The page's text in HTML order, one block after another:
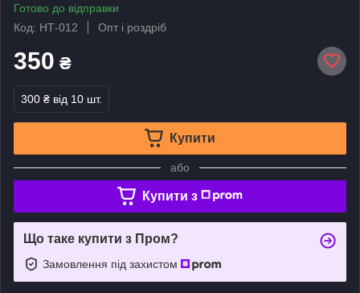
Готово до відправки
Код: НТ-012
Опт і роздріб
350 ₴
300 ₴ від 10 шт.
Купити
або
Купити з
Що таке купити з Пром?
Замовлення під захистом